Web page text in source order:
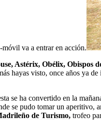
va a entrar en acción.
Astérix, Obélix, Obispos
hayas visto, once años ya
se ha convertido en la
se pudo tomar un aperitivo,
de Turismo, trofeo